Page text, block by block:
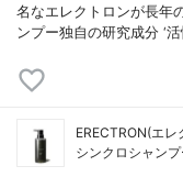
名なエレクトロンが長年
ンプー独自の研究成分 ‘
ERECTRON(エレ
シンクロシャン